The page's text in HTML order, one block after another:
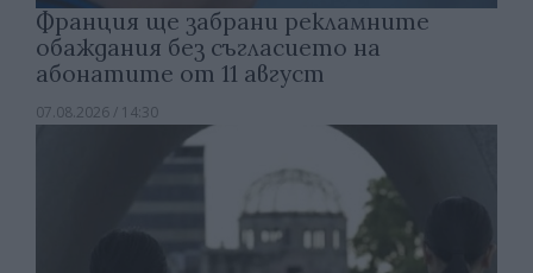
Франция ще забрани рекламните
обаждания без съгласието на
абонатите от 11 август
07.08.2026 / 14:30